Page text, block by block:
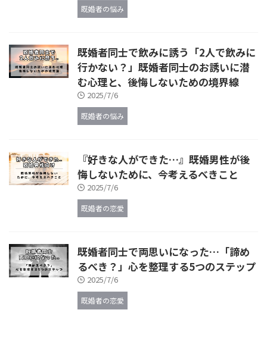
既婚者の悩み
既婚者同士で飲みに誘う「2人で飲みに
行かない？」既婚者同士のお誘いに潜
む心理と、後悔しないための境界線
2025/7/6
既婚者の悩み
『好きな人ができた…』既婚男性が後
悔しないために、今考えるべきこと
2025/7/6
既婚者の恋愛
既婚者同士で両思いになった…「諦め
るべき？」心を整理する5つのステップ
2025/7/6
既婚者の恋愛